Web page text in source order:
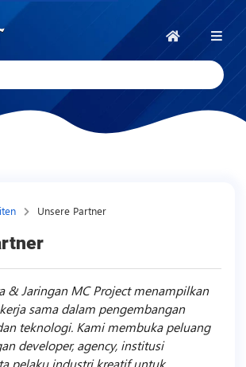
Startseite
Unsere Partner
& Jaringan MC Project menampilkan
sama dalam pengembangan
teknologi. Kami membuka peluang
developer, agency, institusi
pelaku industri kreatif untuk